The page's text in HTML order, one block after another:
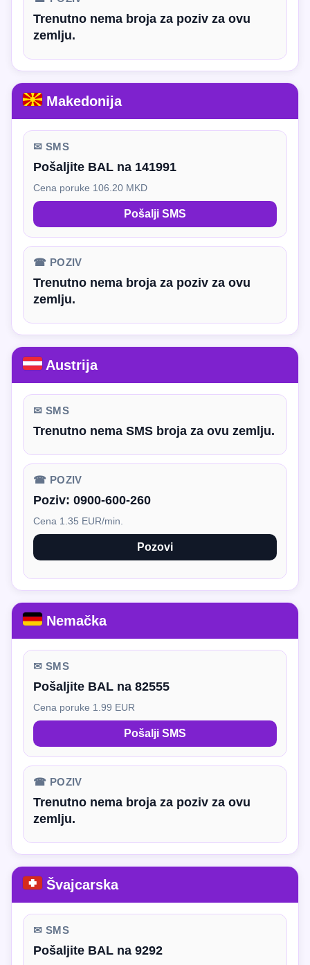
Trenutno nema broja za poziv za ovu
zemlju.
Makedonija
✉ SMS
Pošaljite BAL na 141991
Cena poruke 106.20 MKD
Pošalji SMS
☎ POZIV
Trenutno nema broja za poziv za ovu
zemlju.
Austrija
✉ SMS
Trenutno nema SMS broja za ovu zemlju.
☎ POZIV
Poziv: 0900-600-260
Cena 1.35 EUR/min.
Pozovi
Nemačka
✉ SMS
Pošaljite BAL na 82555
Cena poruke 1.99 EUR
Pošalji SMS
☎ POZIV
Trenutno nema broja za poziv za ovu
zemlju.
Švajcarska
✉ SMS
Pošaljite BAL na 9292